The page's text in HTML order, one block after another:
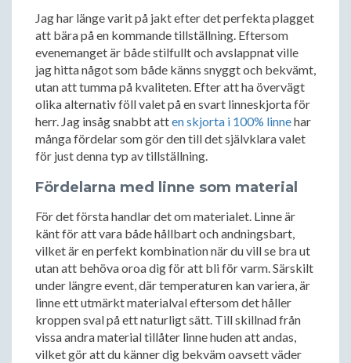
Jag har länge varit på jakt efter det perfekta plagget
att bära på en kommande tillställning. Eftersom
evenemanget är både stilfullt och avslappnat ville
jag hitta något som både känns snyggt och bekvämt,
utan att tumma på kvaliteten. Efter att ha övervägt
olika alternativ föll valet på en svart linneskjorta för
herr. Jag insåg snabbt atten skjorta i 100% linnehar
många fördelar som gör den till det självklara valet
för just denna typ av tillställning.
Fördelarna med linne som material
För det första handlar det om materialet. Linne är
känt för att vara både hållbart och andningsbart,
vilket är en perfekt kombination när du vill se bra ut
utan att behöva oroa dig för att bli för varm. Särskilt
under längre event, där temperaturen kan variera, är
linne ett utmärkt materialval eftersom det håller
kroppen sval på ett naturligt sätt. Till skillnad från
vissa andra material tillåter linne huden att andas,
vilket gör att du känner dig bekväm oavsett väder